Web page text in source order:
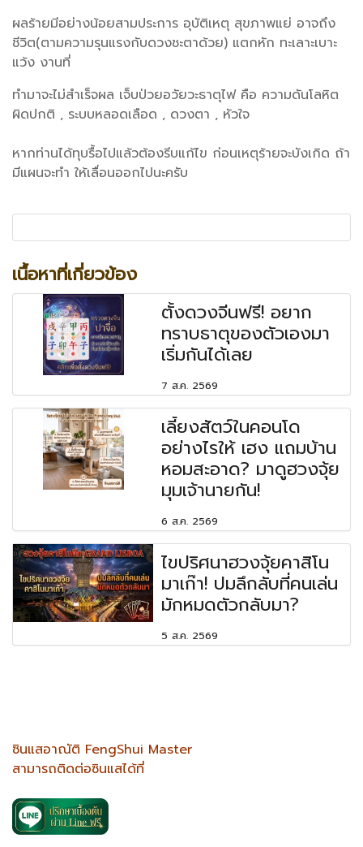
ผลร้ายมีอย่างน้อยสามประการ อุบัติเหตุ สุขภาพแย่ อาจถึง
ชีวิต(ตามความรุนแรงกับดวงชะตาด้วย) แตกหัก ทะเลาะเบาะ
แว้ง งานที่
ทำมาจะไม่สำเร็จผล เจ็บป่วยอวัยวะธาตุไฟ คือ ความดันโลหิต
ผิดปกติ , ระบบหลอดเลือด , ดวงตา , หัวใจ
หากท่านได้ทุบรื้อไปแล้วต้องรีบแก้ไข ก่อนเหตุร้ายจะบังเกิด ถ้า
มีแผนจะทำ ให้เลื่อนออกไปนะครับ
เนื้อหาที่เกี่ยวข้อง
ตั้งดวงจีนฟรี! อยาก
ทราบธาตุของตัวเองมา
เริ่มกันได้เลย
7 ส.ค. 2569
เลี้ยงสัตว์ในคอนโด
อย่างไรให้ เฮง แถมบ้าน
หอมสะอาด? มาดูฮวงจุ้ย
มุมเจ้านายกัน!
6 ส.ค. 2569
ไขปริศนาฮวงจุ้ยคาสิโน
มาเก๊า! ปมลึกลับที่คนเล่น
มักหมดตัวกลับมา?
5 ส.ค. 2569
ซินแสอาณัติ FengShui Master
สามารถติดต่อซินแสได้ที่